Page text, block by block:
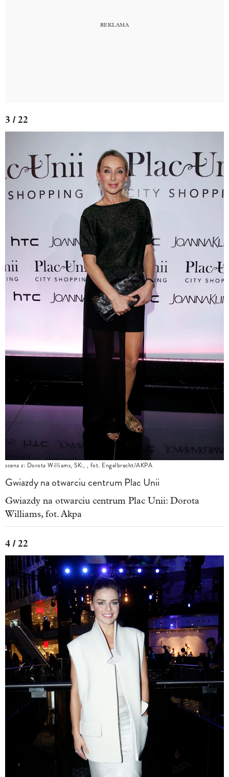
3 / 22
scena z: Dorota Williams, SK:, , fot. Engelbrecht/AKPA
Gwiazdy na otwarciu centrum Plac Unii
Gwiazdy na otwarciu centrum Plac Unii: Dorota
Williams, fot. Akpa
4 / 22